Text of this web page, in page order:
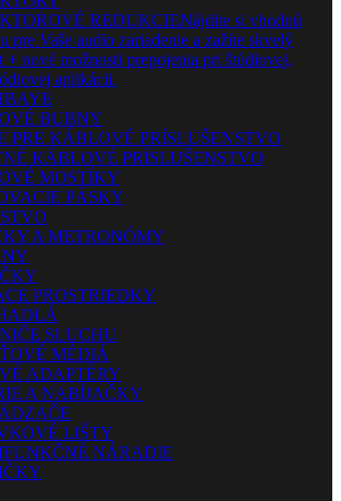
REDUKCIENájdite si vhodnú
pre Vaše audio zariadenie a zažite skvelý
+ nové možnosti prepojenia pri štúdiovej,
aplikácii.
BUBNY
PRE KÁBLOVÉ PRÍSLUŠENSTVO
KÁBLOVÉ PRÍSLUŠENSTVO
MOSTÍKY
PÁSKY
A METRONÓMY
PROSTRIEDKY
SLUCHU
MÉDIÁ
ADAPTÉRY
A NABÍJAČKY
LIŠTY
NÁRADIE